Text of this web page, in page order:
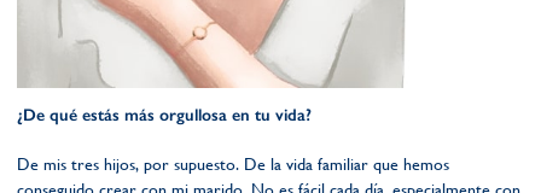
¿De qué estás más orgullosa en tu vida?
De mis tres hijos, por supuesto. De la vida familiar que hemos